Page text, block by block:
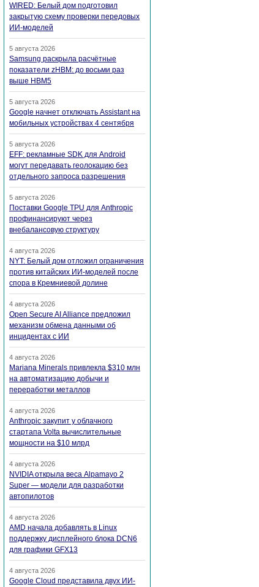
WIRED: Белый дом подготовил
закрытую схему проверки передовых
ИИ-моделей
5 августа 2026
Samsung раскрыла расчётные
показатели zHBM: до восьми раз
выше HBM5
5 августа 2026
Google начнет отключать Assistant на
мобильных устройствах 4 сентября
5 августа 2026
EFF: рекламные SDK для Android
могут передавать геолокацию без
отдельного запроса разрешения
5 августа 2026
Поставки Google TPU для Anthropic
профинансируют через
внебалансовую структуру
4 августа 2026
NYT: Белый дом отложил ограничения
против китайских ИИ-моделей после
спора в Кремниевой долине
4 августа 2026
Open Secure AI Alliance предложил
механизм обмена данными об
инцидентах с ИИ
4 августа 2026
Mariana Minerals привлекла $310 млн
на автоматизацию добычи и
переработки металлов
4 августа 2026
Anthropic закупит у облачного
стартапа Volta вычислительные
мощности на $10 млрд
4 августа 2026
NVIDIA открыла веса Alpamayo 2
Super — модели для разработки
автопилотов
4 августа 2026
AMD начала добавлять в Linux
поддержку дисплейного блока DCN6
для графики GFX13
4 августа 2026
Google Cloud представила двух ИИ-